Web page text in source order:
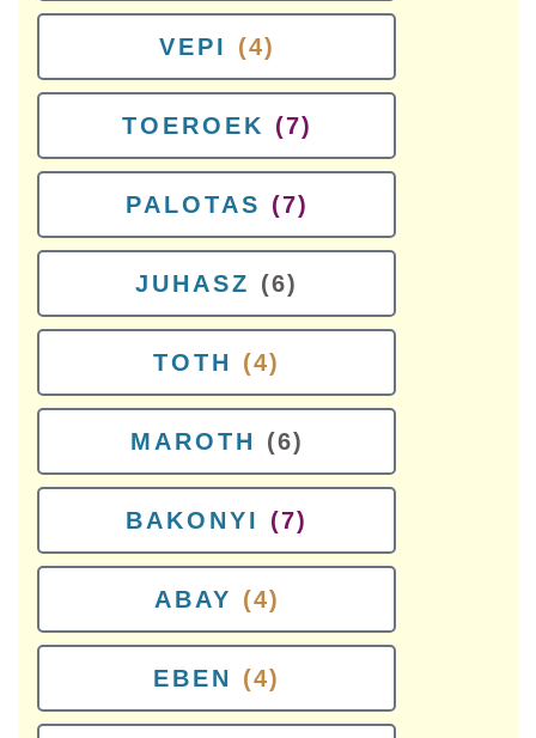
VEPI (4)
TOEROEK (7)
PALOTAS (7)
JUHASZ (6)
TOTH (4)
MAROTH (6)
BAKONYI (7)
ABAY (4)
EBEN (4)